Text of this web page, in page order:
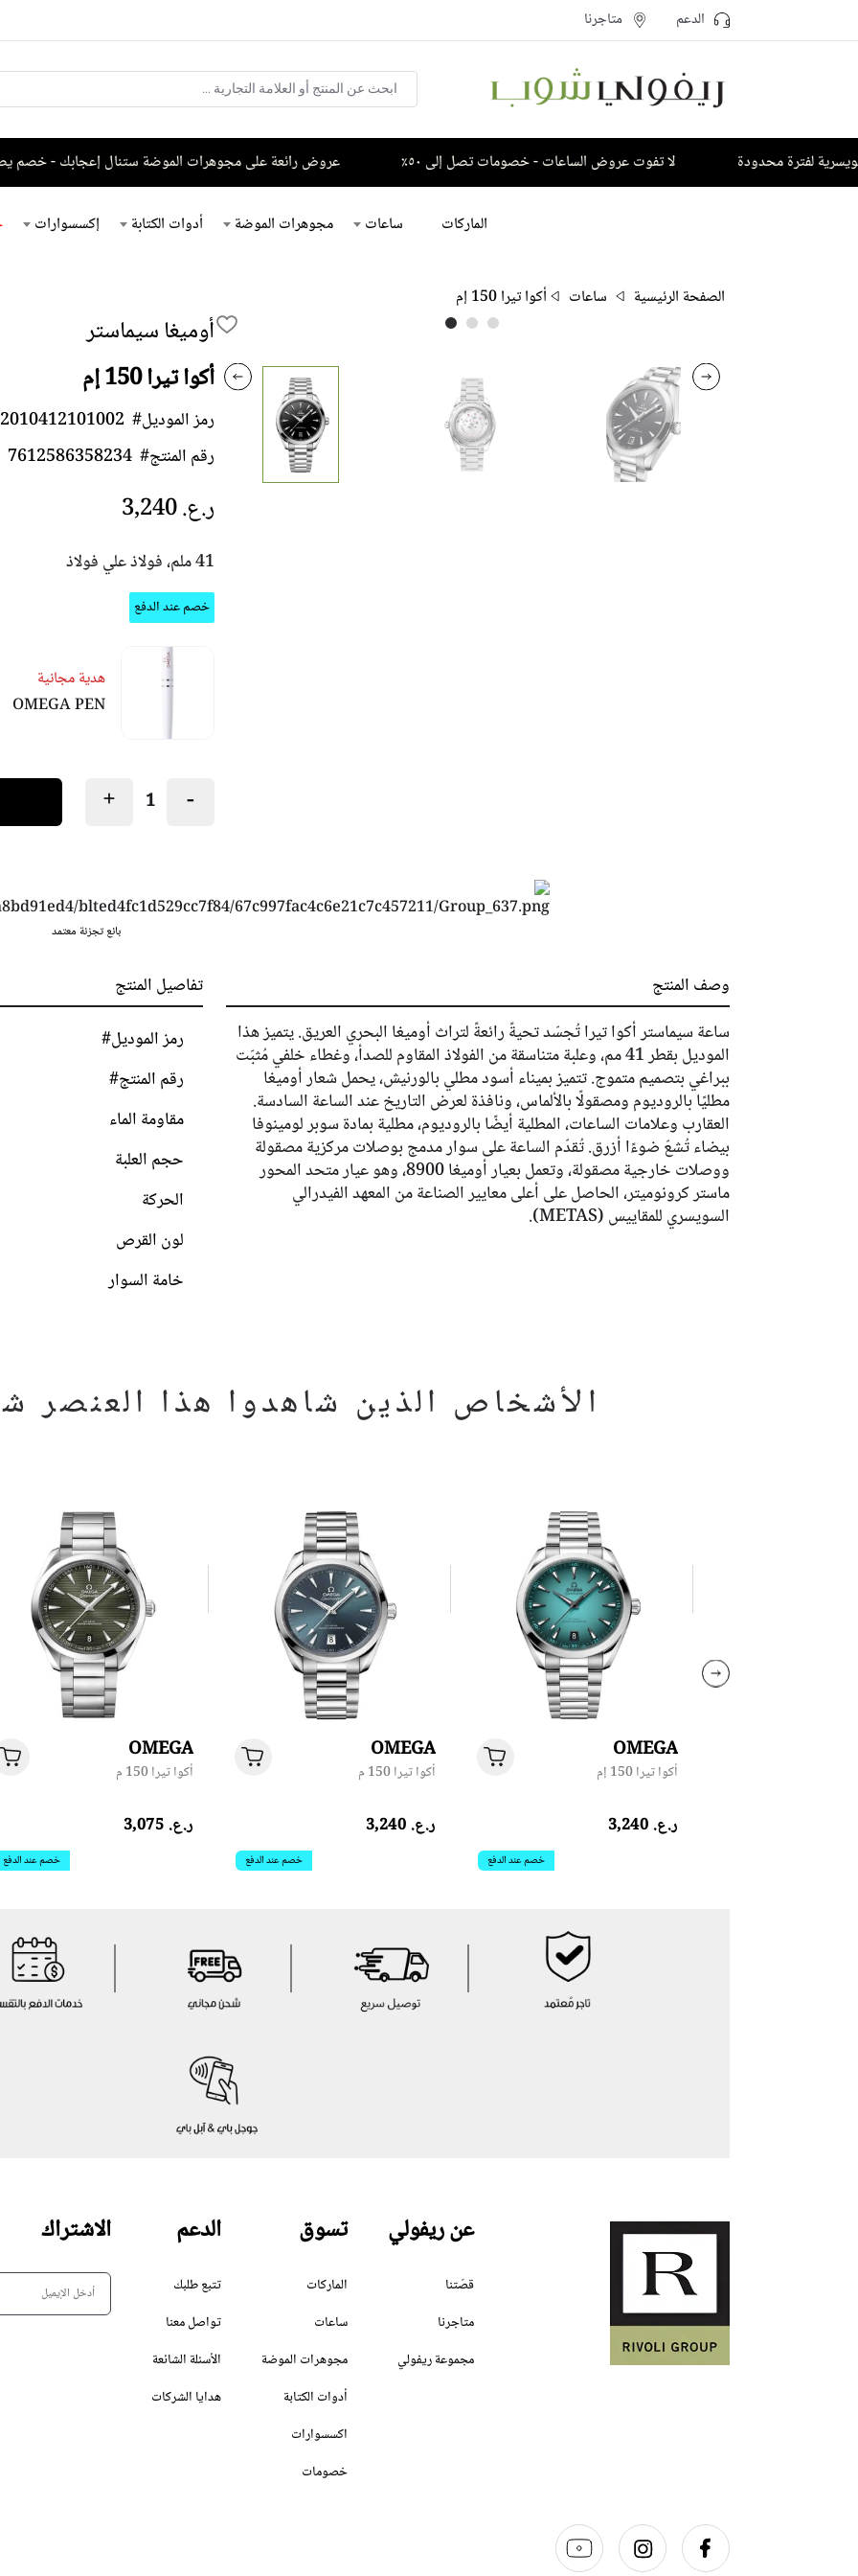
الدعم متاجرنا
لفترة محدودة لا تفوت عروض الساعات - خصومات تصل إلى ٥٠٪ عروض رائعة على مجوهرات الموضة ستنال إعجابك - خصم يصل إلى ٥٠٪ على تشكيلة
الماركات ساعات مجوهرات الموضة أدوات الكتابة إكسسوارات
الصفحة الرئيسية ساعات أكوا تيرا 150 إم
أوميغا سيماستر
أكوا تيرا 150 إم
رمز الموديل#
رقم المنتج# 7612586358234
ر.ع.‏ 3,240
41 ملم، فولاذ علي فولاذ
خصم عند الدفع
هدية مجانية
OMEGA PEN
−
+
بائع تجزئة معتمد
وصف المنتج
ساعة سيماستر أكوا تيرا تُجسّد تحيةً رائعةً لتراث أوميغا البحري العريق. يتميز هذا
الموديل بقطر 41 مم، وعلبة متناسقة من الفولاذ المقاوم للصدأ، وغطاء خلفي مُثبّت
ببراغي بتصميم متموج. تتميز بميناء أسود مطلي بالورنيش، يحمل شعار أوميغا
مطليًا بالروديوم ومصقولًا بالألماس، ونافذة لعرض التاريخ عند الساعة السادسة.
العقارب وعلامات الساعات، المطلية أيضًا بالروديوم، مطلية بمادة سوبر لومينوفا
بيضاء تُشعّ ضوءًا أزرق. تُقدّم الساعة على سوار مدمج بوصلات مركزية مصقولة
ووصلات خارجية مصقولة، وتعمل بعيار أوميغا 8900، وهو عيار متحد المحور
ماستر كرونوميتر، الحاصل على أعلى معايير الصناعة من المعهد الفيدرالي
السويسري للمقاييس (METAS).
تفاصيل المنتج
رمز الموديل#
رقم المنتج#
مقاومة الماء
حجم العلبة
الحركة
لون القرص
خامة السوار
الأشخاص الذين شاهدوا هذا العنصر
OMEGA
أكوا تيرا 150 م
ر.ع.‏ 3,075
خصم عند الدفع
OMEGA
أكوا تيرا 150 م
ر.ع.‏ 3,240
خصم عند الدفع
OMEGA
أكوا تيرا 150 إم
ر.ع.‏ 3,240
خصم عند الدفع
عن ريفولي
قصّتنا
متاجرنا
مجموعة ريفولي
تسوق
الماركات
ساعات
مجوهرات الموضة
أدوات الكتابة
اكسسوارات
خصومات
الدعم
تتبع طلبك
تواصل معنا
الأسئلة الشائعة
هدايا الشركات
الاشتراك